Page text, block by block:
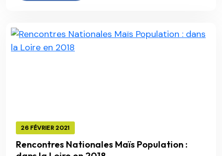
26 FÉVRIER 2021
Rencontres Nationales Maïs Population :